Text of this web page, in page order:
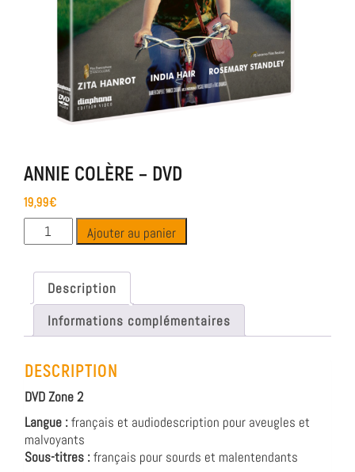
ANNIE COLÈRE – DVD
19,99€
Ajouter au panier
Description
Informations complémentaires
DESCRIPTION
DVD Zone 2
Langue :français et audiodescription pour aveugles et
malvoyants
Sous-titres :français pour sourds et malentendants